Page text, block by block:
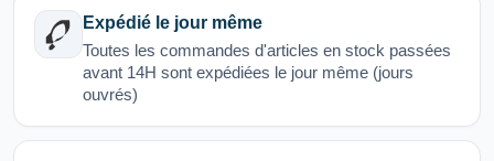
Expédié le jour même
Toutes les commandes d'articles en stock passées
avant 14H sont expédiées le jour même (jours
ouvrés)